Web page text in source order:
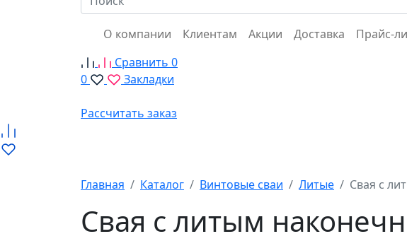
О компании Клиентам Акции Доставка Прайс-
Сравнить 0
0
Закладки
Рассчитать заказ
Главная Каталог Винтовые сваи Литые Свая с
Свая с литым